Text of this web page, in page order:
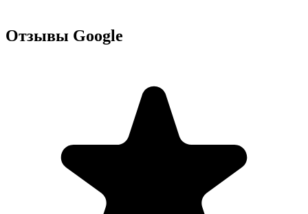
Отзывы Google